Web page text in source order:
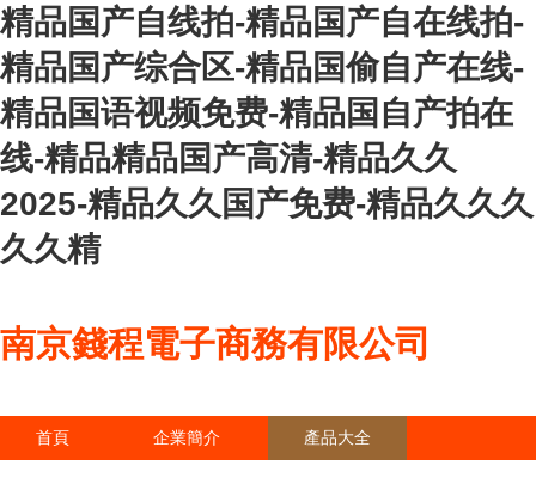
精品国产自线拍-精品国产自在线拍-
精品国产综合区-精品国偷自产在线-
精品国语视频免费-精品国自产拍在
线-精品精品国产高清-精品久久
2025-精品久久国产免费-精品久久久
久久精
南京錢程電子商務有限公司
首頁 企業簡介 產品大全